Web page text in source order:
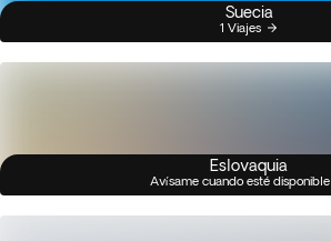
Suecia
1 Viajes
Eslovaquia
Avísame cuando esté disponible